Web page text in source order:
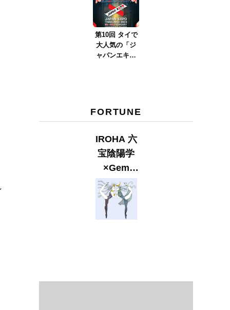
第10回 タイで
大人気の「ジ
ャパンエキス
FORTUNE
IROHA 六
宝陰陽学
×Gem
Muse
【GLITTER
2023